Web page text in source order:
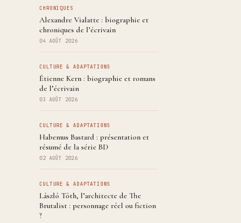
CHRONIQUES
Alexandre Vialatte : biographie et
chroniques de l’écrivain
04 AOÛT 2026
CULTURE & ADAPTATIONS
Étienne Kern : biographie et romans
de l’écrivain
03 AOÛT 2026
CULTURE & ADAPTATIONS
Habemus Bastard : présentation et
résumé de la série BD
02 AOÛT 2026
CULTURE & ADAPTATIONS
László Tóth, l’architecte de The
Brutalist : personnage réel ou fiction
?